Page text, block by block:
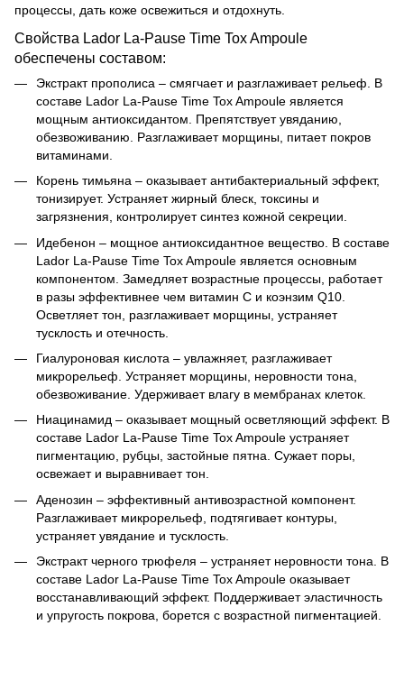
процессы, дать коже освежиться и отдохнуть.
Свойства Lador La-Pause Time Tox Ampoule
обеспечены составом:
Экстракт прополиса – смягчает и разглаживает рельеф. В
составе Lador La-Pause Time Tox Ampoule является
мощным антиоксидантом. Препятствует увяданию,
обезвоживанию. Разглаживает морщины, питает покров
витаминами.
Корень тимьяна – оказывает антибактериальный эффект,
тонизирует. Устраняет жирный блеск, токсины и
загрязнения, контролирует синтез кожной секреции.
Идебенон – мощное антиоксидантное вещество. В составе
Lador La-Pause Time Tox Ampoule является основным
компонентом. Замедляет возрастные процессы, работает
в разы эффективнее чем витамин С и коэнзим Q10.
Осветляет тон, разглаживает морщины, устраняет
тусклость и отечность.
Гиалуроновая кислота – увлажняет, разглаживает
микрорельеф. Устраняет морщины, неровности тона,
обезвоживание. Удерживает влагу в мембранах клеток.
Ниацинамид – оказывает мощный осветляющий эффект. В
составе Lador La-Pause Time Tox Ampoule устраняет
пигментацию, рубцы, застойные пятна. Сужает поры,
освежает и выравнивает тон.
Аденозин – эффективный антивозрастной компонент.
Разглаживает микрорельеф, подтягивает контуры,
устраняет увядание и тусклость.
Экстракт черного трюфеля – устраняет неровности тона. В
составе Lador La-Pause Time Tox Ampoule оказывает
восстанавливающий эффект. Поддерживает эластичность
и упругость покрова, борется с возрастной пигментацией.